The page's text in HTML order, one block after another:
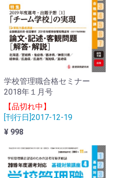
学校管理職合格セミナー
2018年１月号
【品切れ中】
[刊行日]2017-12-19
¥ 998